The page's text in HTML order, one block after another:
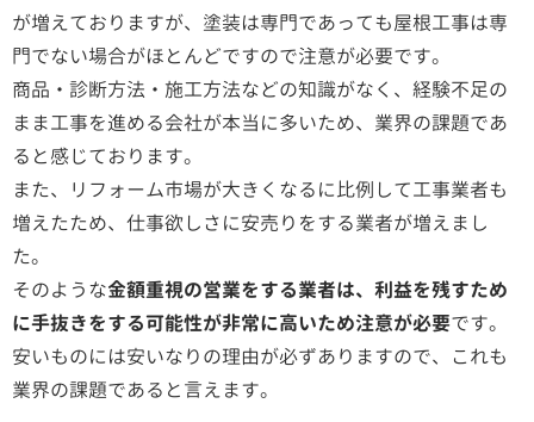
が増えておりますが、塗装は専門であっても屋根工事は専
門でない場合がほとんどですので注意が必要です。
商品・診断方法・施工方法などの知識がなく、経験不足の
まま工事を進める会社が本当に多いため、業界の課題であ
ると感じております。
また、リフォーム市場が大きくなるに比例して工事業者も
増えたため、仕事欲しさに安売りをする業者が増えまし
た。
そのような金額重視の営業をする業者は、利益を残すため
に手抜きをする可能性が非常に高いため注意が必要です。
安いものには安いなりの理由が必ずありますので、これも
業界の課題であると言えます。